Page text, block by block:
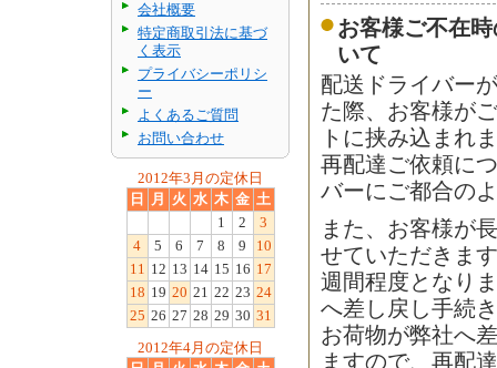
会社概要
特定商取引法に基づ
く表示
プライバシーポリシ
ー
よくあるご質問
お問い合わせ
2012年3月の定休日
日
月 火 水 木 金 土
1
2
3
4
5 6 7 8 9
10
11 12 13 14 15 16 17
18 19 20 21 22 23 24
25 26 27 28 29 30 31
2012年4月の定休日
お客様ご不在
いて
配送ドライバー
た際、お客様が
トに挟み込まれ
再配達ご依頼に
バーにご都合の
また、お客様が
せていただきま
週間程度となり
へ差し戻し手続
お荷物が弊社へ
ますので、再配